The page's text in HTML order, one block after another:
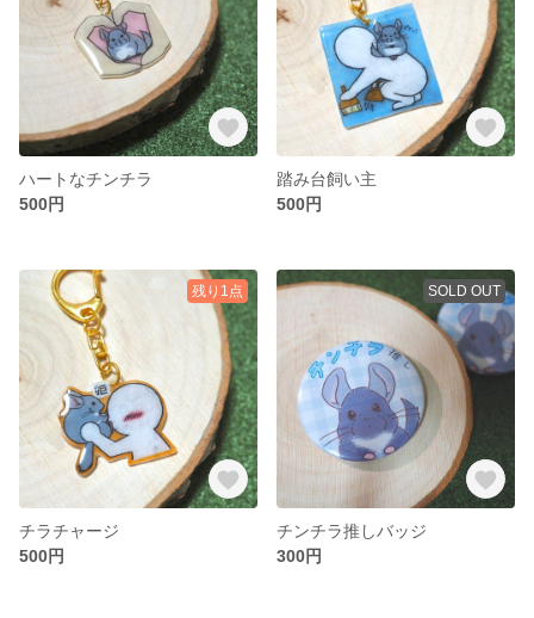
ハートなチンチラ
500円
踏み台飼い主
500円
残り1点
チラチャージ
500円
SOLD OUT
チンチラ推しバッジ
300円